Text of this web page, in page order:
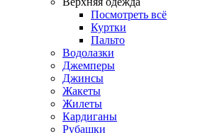
Посмотреть всё
Куртки
Пальто
Водолазки
Джемперы
Джинсы
Жакеты
Жилеты
Кардиганы
Рубашки